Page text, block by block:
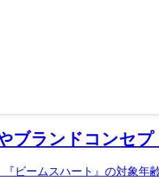
ブランドコンセ
ビームスハート』の対象